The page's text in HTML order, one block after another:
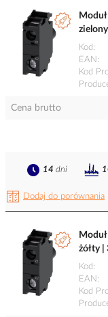
Kod
EAN
Kod
Cena brutto
Dodaj do porównania
14 dni
żółty |
Kod
EAN
Kod